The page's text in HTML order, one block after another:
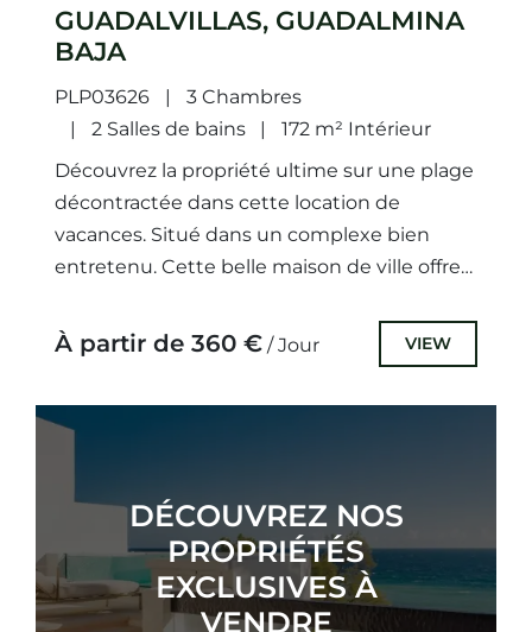
GUADALVILLAS, GUADALMINA
BAJA
PLP03626
3 Chambres
2 Salles de bains
172 m² Intérieur
Découvrez la propriété ultime sur une plage
décontractée dans cette location de
vacances. Situé dans un complexe bien
entretenu. Cette belle maison de ville offre
À partir de 360 € / Jour VIEW
DÉCOUVREZ NOS
PROPRIÉTÉS
EXCLUSIVES À
VENDRE